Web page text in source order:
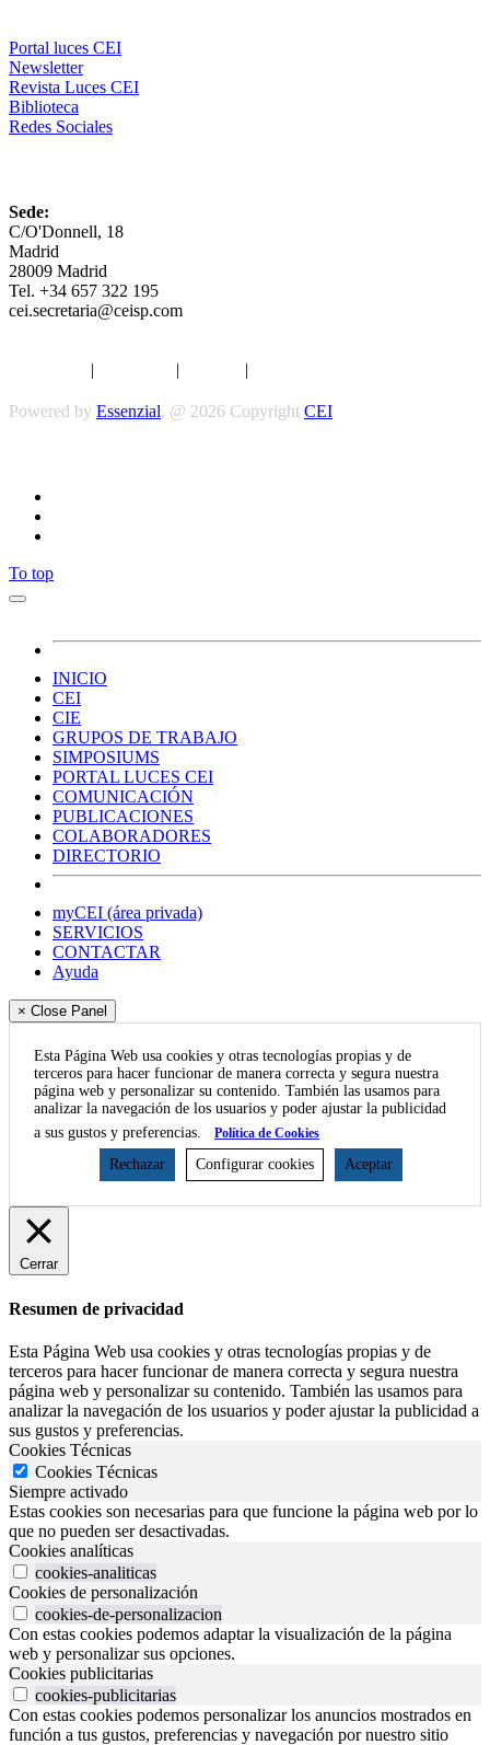
Portal luces CEI
Newsletter
Revista Luces CEI
Biblioteca
Redes Sociales
Sede:
C/O'Donnell, 18
Madrid
28009 Madrid
Tel. +34 657 322 195
cei.secretaria@ceisp.com
| | |
Powered by Essenzial. @ 2026 Copyright CEI
To top
INICIO
CEI
CIE
GRUPOS DE TRABAJO
SIMPOSIUMS
PORTAL LUCES CEI
COMUNICACIÓN
PUBLICACIONES
COLABORADORES
DIRECTORIO
myCEI (área privada)
SERVICIOS
CONTACTAR
Ayuda
× Close Panel
Esta Página Web usa cookies y otras tecnologías propias y de
terceros para hacer funcionar de manera correcta y segura nuestra
página web y personalizar su contenido. También las usamos para
analizar la navegación de los usuarios y poder ajustar la publicidad
a sus gustos y preferencias.
Política de Cookies
Rechazar Configurar cookies Aceptar
Cerrar
Resumen de privacidad
Esta Página Web usa cookies y otras tecnologías propias y de
terceros para hacer funcionar de manera correcta y segura nuestra
página web y personalizar su contenido. También las usamos para
analizar la navegación de los usuarios y poder ajustar la publicidad a
sus gustos y preferencias.
Cookies Técnicas
Cookies Técnicas
Siempre activado
Estas cookies son necesarias para que funcione la página web por lo
que no pueden ser desactivadas.
Cookies analíticas
cookies-analiticas
Cookies de personalización
cookies-de-personalizacion
Con estas cookies podemos adaptar la visualización de la página
web y personalizar sus opciones.
Cookies publicitarias
cookies-publicitarias
Con estas cookies podemos personalizar los anuncios mostrados en
función a tus gustos, preferencias y navegación por nuestro sitio